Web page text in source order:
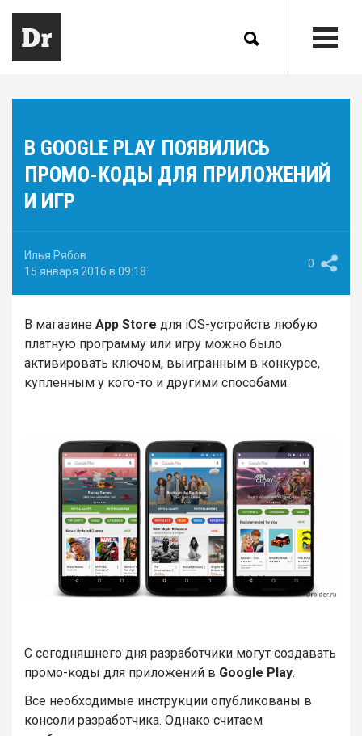
В GOOGLE PLAY ПОЯВИЛИСЬ
ПРОМО-КОДЫ ДЛЯ ПРИЛОЖЕНИЙ
И ИГР
Илья Рябов
15 января 2016 в 09:18
0
В магазине App Store для iOS-устройств любую
платную программу или игру можно было
активировать ключом, выигранным в конкурсе,
купленным у кого-то и другими способами.
С сегодняшнего дня разработчики могут создавать
промо-коды для приложений в Google Play.
Все необходимые инструкции опубликованы в
консоли разработчика. Однако считаем